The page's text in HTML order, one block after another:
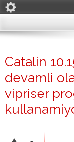
Catalin
devamli
vipriser